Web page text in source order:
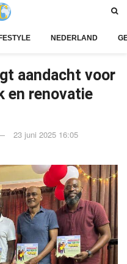
NEDERLAND
aandacht voor
en renovatie
23 juni 2025 16:05